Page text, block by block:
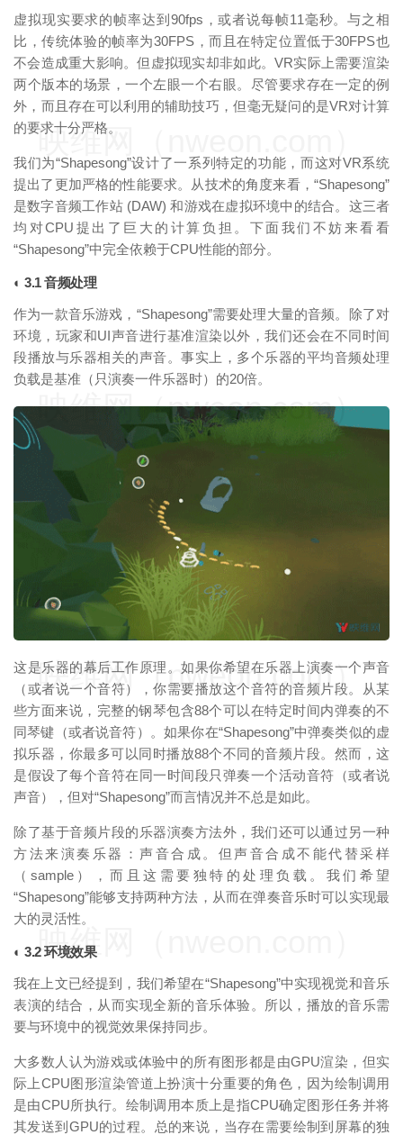
虚拟现实要求的帧率达到90fps，或者说每帧11毫秒。与之相
比，传统体验的帧率为30FPS，而且在特定位置低于30FPS也
不会造成重大影响。但虚拟现实却非如此。VR实际上需要渲染
两个版本的场景，一个左眼一个右眼。尽管要求存在一定的例
外，而且存在可以利用的辅助技巧，但毫无疑问的是VR对计算
的要求十分严格。
我们为“Shapesong”设计了一系列特定的功能，而这对VR系统
提出了更加严格的性能要求。从技术的角度来看，“Shapesong”
是数字音频工作站 (DAW) 和游戏在虚拟环境中的结合。这三者
均对CPU提出了巨大的计算负担。下面我们不妨来看看
“Shapesong”中完全依赖于CPU性能的部分。
◐ 3.1 音频处理
作为一款音乐游戏，“Shapesong”需要处理大量的音频。除了对
环境，玩家和UI声音进行基准渲染以外，我们还会在不同时间
段播放与乐器相关的声音。事实上，多个乐器的平均音频处理
负载是基准（只演奏一件乐器时）的20倍。
这是乐器的幕后工作原理。如果你希望在乐器上演奏一个声音
（或者说一个音符），你需要播放这个音符的音频片段。从某
些方面来说，完整的钢琴包含88个可以在特定时间内弹奏的不
同琴键（或者说音符）。如果你在“Shapesong”中弹奏类似的虚
拟乐器，你最多可以同时播放88个不同的音频片段。然而，这
是假设了每个音符在同一时间段只弹奏一个活动音符（或者说
声音），但对“Shapesong”而言情况并不总是如此。
除了基于音频片段的乐器演奏方法外，我们还可以通过另一种
方法来演奏乐器：声音合成。但声音合成不能代替采样
（sample），而且这需要独特的处理负载。我们希望
“Shapesong”能够支持两种方法，从而在弹奏音乐时可以实现最
大的灵活性。
◐ 3.2 环境效果
我在上文已经提到，我们希望在“Shapesong”中实现视觉和音乐
表演的结合，从而实现全新的音乐体验。所以，播放的音乐需
要与环境中的视觉效果保持同步。
大多数人认为游戏或体验中的所有图形都是由GPU渲染，但实
际上CPU图形渲染管道上扮演十分重要的角色，因为绘制调用
是由CPU所执行。绘制调用本质上是指CPU确定图形任务并将
其发送到GPU的过程。总的来说，当存在需要绘制到屏幕的独
映维网（nweon.com）
映维网（nweon.com）
映维网（nweon.com）
映维网（nweon.com）